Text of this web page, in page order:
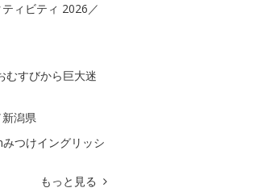
ィビティ 2026／
すびから巨大迷
潟県
つけイングリッシ
もっと見る